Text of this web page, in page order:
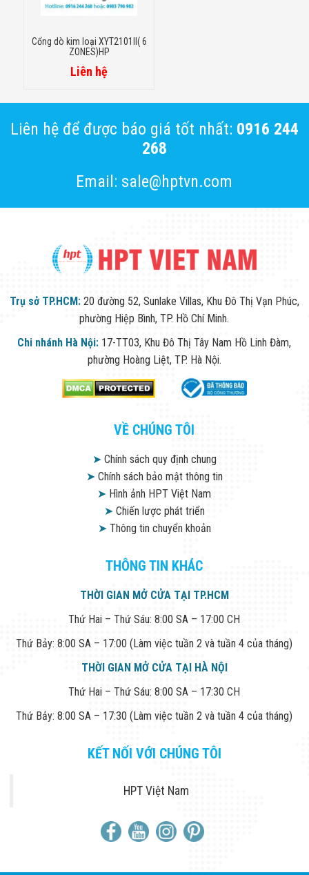
Cổng dò kim loại XYT2101II( 6
ZONES)HP
Liên hệ
Liên hệ để được báo giá tốt nhất: 0916 244
268
Email: sale@hptvn.com
Trụ sở TP.HCM: 20 đường 52, Sunlake Villas, Khu Đô Thị Vạn Phúc,
phường Hiệp Bình, TP. Hồ Chí Minh.
Chi nhánh Hà Nội: 17-TT03, Khu Đô Thị Tây Nam Hồ Linh Đàm,
phường Hoàng Liệt, TP. Hà Nội.
VỀ CHÚNG TÔI
➤Chính sách quy định chung
➤Chính sách bảo mật thông tin
➤ Hình ảnh HPT Việt Nam
➤Chiến lược phát triển
➤Thông tin chuyển khoản
THÔNG TIN KHÁC
THỜI GIAN MỞ CỬA TẠI TP.HCM
Thứ Hai – Thứ Sáu: 8:00 SA – 17:00 CH
Thứ Bảy: 8:00 SA – 17:00 (Làm việc tuần 2 và tuần 4 của tháng)
THỜI GIAN MỞ CỬA TẠI HÀ NỘI
Thứ Hai – Thứ Sáu: 8:00 SA – 17:30 CH
Thứ Bảy: 8:00 SA – 17:30 (Làm việc tuần 2 và tuần 4 của tháng)
KẾT NỐI VỚI CHÚNG TÔI
HPT Việt Nam